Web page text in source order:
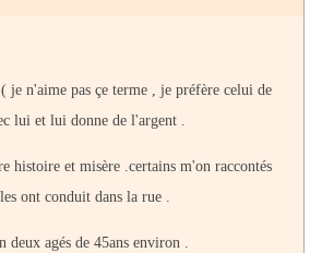
je n'aime pas çe terme , je préfère celui de
lui et lui donne de l'argent .
histoire et misère .certains m'on raccontés
ont conduit dans la rue .
agés de 45ans environ .